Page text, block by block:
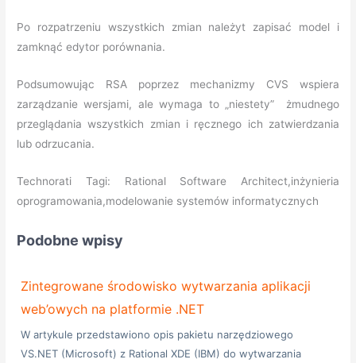
Po rozpatrzeniu wszystkich zmian należyt zapisać model i
zamknąć edytor porównania.
Podsumowując RSA poprzez mechanizmy CVS wspiera
zarządzanie wersjami, ale wymaga to „niestety” żmudnego
przeglądania wszystkich zmian i ręcznego ich zatwierdzania
lub odrzucania.
Technorati Tagi: Rational Software Architect,inżynieria
oprogramowania,modelowanie systemów informatycznych
Podobne wpisy
Zintegrowane środowisko wytwarzania aplikacji
web’owych na platformie .NET
W artykule przedstawiono opis pakietu narzędziowego
VS.NET (Microsoft) z Rational XDE (IBM) do wytwarzania